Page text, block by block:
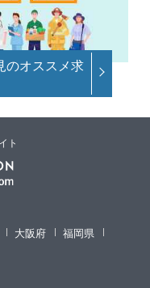
のオススメ求
ト
大阪府
福岡県